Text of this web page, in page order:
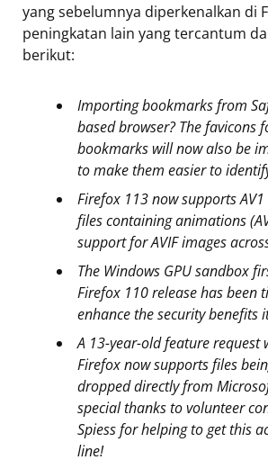
yang sebelumnya diperkenalkan di
peningkatan lain yang tercantum
berikut:
Importing bookmarks from
based browser? The favicons
bookmarks will now also be
to make them easier to
Firefox 113 now supports
files containing animations
support for AVIF images
The Windows GPU sandbox
Firefox 110 release has been
enhance the security benefits
A 13-year-old feature request
Firefox now supports files
dropped directly from
special thanks to volunteer
Spiess for helping to get this
line!